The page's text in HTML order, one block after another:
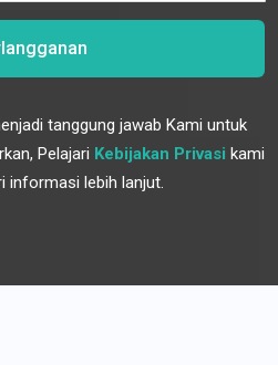
tanggung jawab Kami untuk
Pelajari Kebijakan Privasi kami
informasi lebih lanjut.